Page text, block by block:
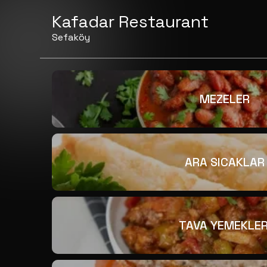
Kafadar Restaurant
Sefaköy
MEZELER
ARA SICAKLAR
TAVA